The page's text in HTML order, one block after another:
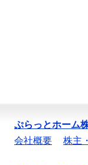
ぷらっとホーム
会社概要
株主